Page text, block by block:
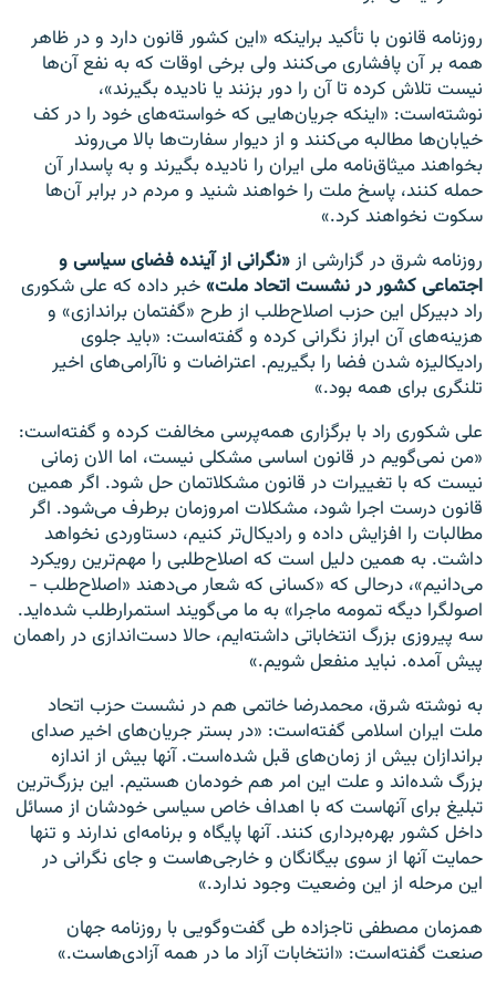
روزنامه قانون با تأکید براینکه «این کشور قانون دارد و در ظاهر
همه بر آن پافشاری می‌کنند ولی برخی اوقات که به نفع آن‌ها
نیست تلاش کرده تا آن را دور بزنند یا نادیده بگیرند»،
نوشته‌است: «اینکه جریان‌هایی که خواسته‌های خود را در کف
خیابان‌ها مطالبه می‌کنند و از دیوار سفارت‌ها بالا می‌روند
بخواهند میثاق‌نامه ملی ایران را نادیده بگیرند و به پاسدار آن
حمله کنند، پاسخ ملت را خواهند شنید و مردم در برابر آن‌ها
سکوت نخواهند کرد.»
روزنامه شرق در گزارشی از«نگرانی از آینده فضای سیاسی و
اجتماعی کشور در نشست اتحاد ملت» خبر داده که علی شکوری
راد دبیرکل این حزب اصلاح‌طلب از طرح «گفتمان براندازی» و
هزینه‌های آن ابراز نگرانی کرده و گفته‌است: «باید جلوی
رادیکالیزه شدن فضا را بگیریم. اعتراضات و ناآرامی‌های اخیر
تلنگری برای همه بود.»
علی شکوری راد با برگزاری همه‌پرسی مخالفت کرده و گفته‌است:
«من نمی‌گویم در قانون اساسی مشکلی نیست، اما الان زمانی
نیست که با تغییرات در قانون مشکلاتمان حل شود. اگر همین
قانون درست اجرا شود، مشکلات امروزمان برطرف می‌شود. اگر
مطالبات را افزایش داده و رادیکال‌تر کنیم، دستاوردی نخواهد
داشت. به همین دلیل است که اصلاح‌طلبی را مهم‌ترین رویکرد
می‌دانیم»، درحالی که «کسانی که شعار می‌دهند «اصلاح‌طلب -
اصولگرا دیگه تمومه ماجرا» به ما می‌گویند استمرارطلب شده‌اید.
سه پیروزی بزرگ انتخاباتی داشته‌ایم، حالا دست‌اندازی در راهمان
پیش آمده. نباید منفعل شویم.»
به نوشته شرق، محمدرضا خاتمی هم در نشست حزب اتحاد
ملت ایران اسلامی گفته‌است: «در بستر جریان‌های اخیر صدای
براندازان بیش از زمان‌های قبل شده‌است. آنها بیش از اندازه
بزرگ شده‌اند و علت این امر هم خودمان هستیم. این بزرگ‌ترین
تبلیغ برای آنهاست که با اهداف خاص سیاسی خودشان از مسائل
داخل کشور بهره‌برداری کنند. آنها پایگاه و برنامه‌ای ندارند و تنها
حمایت آنها از سوی بیگانگان و خارجی‌هاست و جای نگرانی در
این مرحله از این وضعیت وجود ندارد.»
همزمان مصطفی تاجزاده طی گفت‌وگویی با روزنامه جهان
صنعت گفته‌است: «انتخابات آزاد ما در همه آزادی‌هاست.»